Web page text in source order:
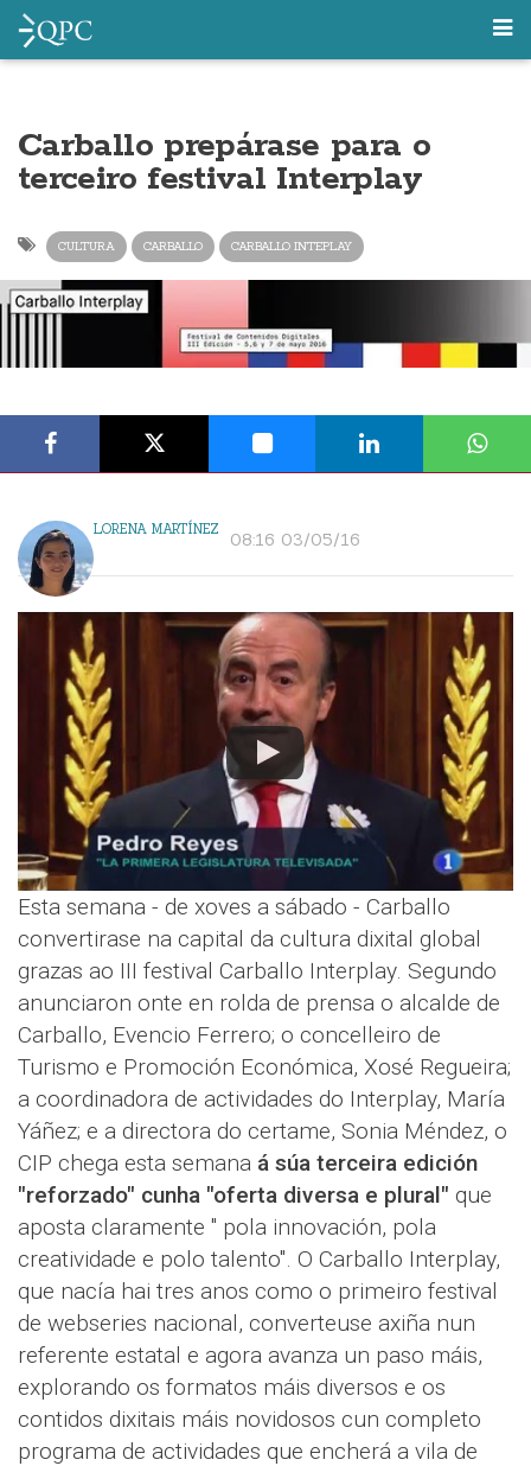
Carballo prepárase para o
terceiro festival Interplay
CULTURA CARBALLO CARBALLO INTEPLAY
LORENA MARTÍNEZ 08:16 03/05/16
Esta semana - de xoves a sábado - Carballo
convertirase na capital da cultura dixital global
grazas ao III festival Carballo Interplay. Segundo
anunciaron onte en rolda de prensa o alcalde de
Carballo, Evencio Ferrero; o concelleiro de
Turismo e Promoción Económica, Xosé Regueira;
a coordinadora de actividades do Interplay, María
Yáñez; e a directora do certame, Sonia Méndez, o
CIP chega esta semana á súa terceira edición
"reforzado" cunha "oferta diversa e plural" que
aposta claramente " pola innovación, pola
creatividade e polo talento". O Carballo Interplay,
que nacía hai tres anos como o primeiro festival
de webseries nacional, converteuse axiña nun
referente estatal e agora avanza un paso máis,
explorando os formatos máis diversos e os
contidos dixitais máis novidosos cun completo
programa de actividades que encherá a vila de